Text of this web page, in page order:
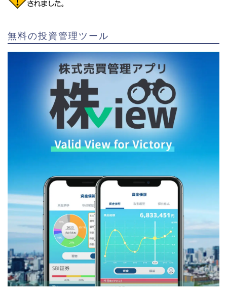
無料の投資管理ツール